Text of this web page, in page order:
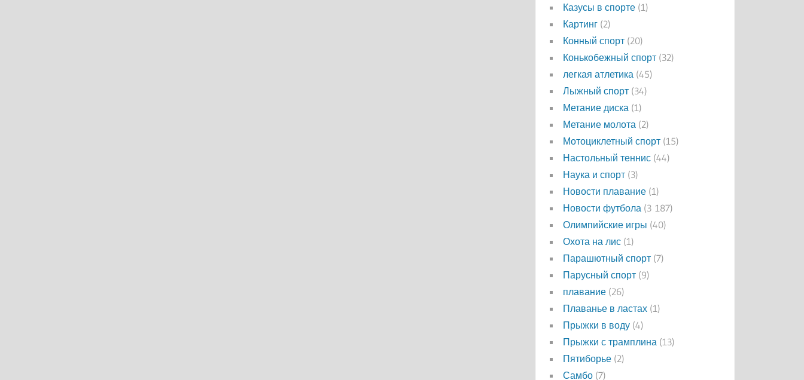
Казусы в спорте (1)
Картинг (2)
Конный спорт (20)
Конькобежный спорт (32)
легкая атлетика (45)
Лыжный спорт (34)
Метание диска (1)
Метание молота (2)
Мотоциклетный спорт (15)
Настольный теннис (44)
Наука и спорт (3)
Новости плавание (1)
Новости футбола (3 187)
Олимпийские игры (40)
Охота на лис (1)
Парашютный спорт (7)
Парусный спорт (9)
плавание (26)
Плаванье в ластах (1)
Прыжки в воду (4)
Прыжки с трамплина (13)
Пятиборье (2)
Самбо (7)